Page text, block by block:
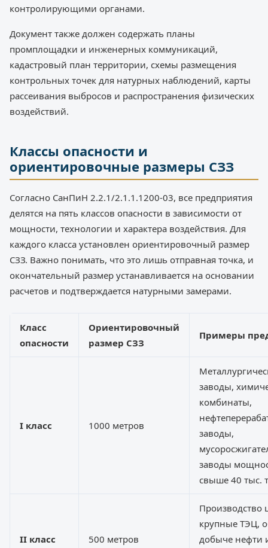
контролирующими органами.
Документ также должен содержать планы
промплощадки и инженерных коммуникаций,
кадастровый план территории, схемы размещения
контрольных точек для натурных наблюдений, карты
рассеивания выбросов и распространения физических
воздействий.
Классы опасности и
ориентировочные размеры СЗЗ
Согласно СанПиН 2.2.1/2.1.1.1200-03, все предприятия
делятся на пять классов опасности в зависимости от
мощности, технологии и характера воздействия. Для
каждого класса установлен ориентировочный размер
СЗЗ. Важно понимать, что это лишь отправная точка, и
окончательный размер устанавливается на основании
расчетов и подтверждается натурными замерами.
Класс
опасности
Ориентировочный
размер СЗЗ
Примеры
I класс 1000 метров
заводы,
комбинаты,
заводы,
заводы
свыше 40 тыс.
II класс 500 метров
Производство
крупные ТЭЦ,
добыче нефти